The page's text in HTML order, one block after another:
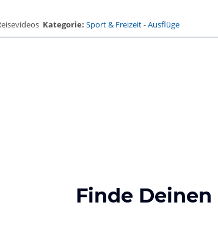
Kategorie: Sport & Freizeit-Ausflüge
Finde